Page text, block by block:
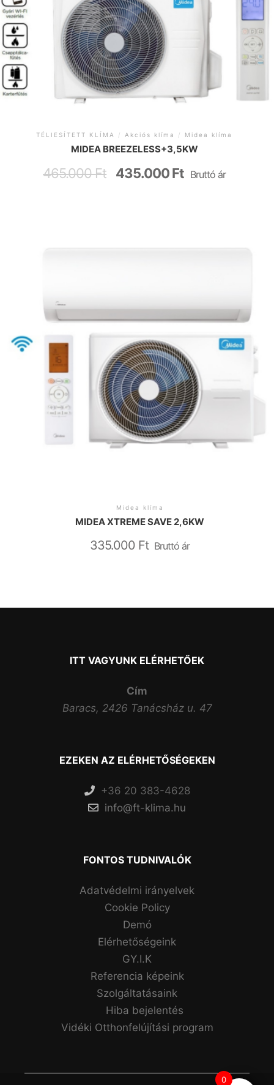
TÉLIESÍTETT KLÍMA / Akciós klíma / Midea klíma
MIDEA BREEZELESS+3,5KW
465.000Ft 435.000Ft Bruttó ár
Midea klíma
MIDEA XTREME SAVE 2,6KW
335.000 Ft Bruttó ár
ITT VAGYUNK ELÉRHETŐEK
Cím
Baracs, 2426 Tanácsház u. 47
EZEKEN AZ ELÉRHETŐSÉGEKEN
+36 20 383-4628
info@ft-klima.hu
FONTOS TUDNIVALÓK
Adatvédelmi irányelvek
Cookie Policy
Demó
Elérhetőségeink
GY.I.K
Referencia képeink
Szolgáltatásaink
Hiba bejelentés
Vidéki Otthonfelújítási program
0